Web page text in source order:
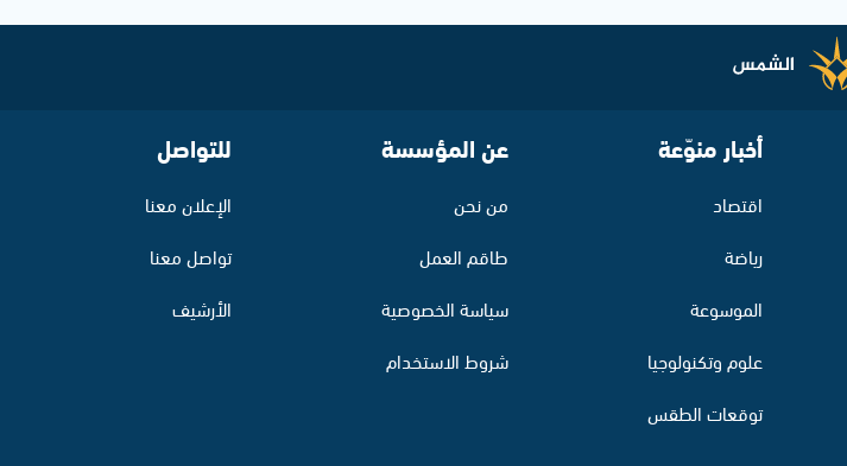
أخبار منوّعة
اقتصاد
رياضة
الموسوعة
علوم وتكنولوجيا
توقعات الطقس
عن المؤسسة
من نحن
طاقم العمل
سياسة الخصوصية
شروط الاستخدام
للتواصل
الإعلان معنا
تواصل معنا
الأرشيف